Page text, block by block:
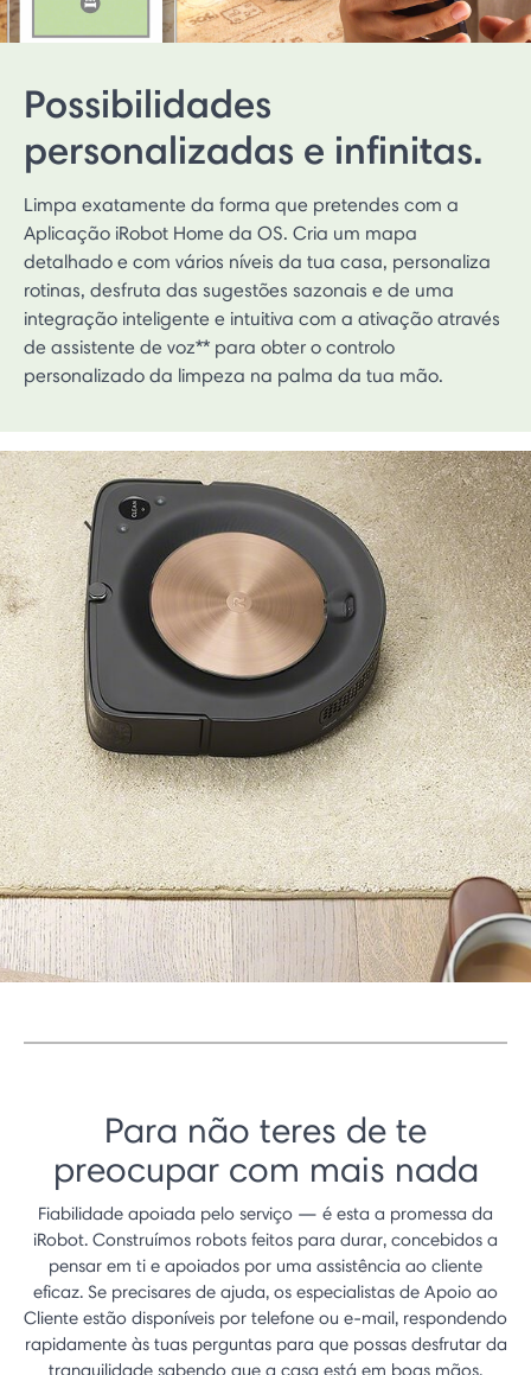
Possibilidades
personalizadas e infinitas.
Limpa exatamente da forma que pretendes com a
Aplicação iRobot Home da OS. Cria um mapa
detalhado e com vários níveis da tua casa, personaliza
rotinas, desfruta das sugestões sazonais e de uma
integração inteligente e intuitiva com a ativação através
de assistente de voz** para obter o controlo
personalizado da limpeza na palma da tua mão.
Para não teres de te
preocupar com mais nada
Fiabilidade apoiada pelo serviço — é esta a promessa da
iRobot. Construímos robots feitos para durar, concebidos a
pensar em ti e apoiados por uma assistência ao cliente
eficaz. Se precisares de ajuda, os especialistas de Apoio ao
Cliente estão disponíveis por telefone ou e-mail, respondendo
rapidamente às tuas perguntas para que possas desfrutar da
tranquilidade sabendo que a casa está em boas mãos.